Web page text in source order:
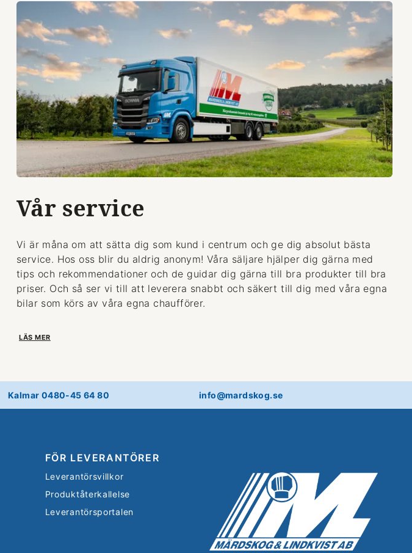
Vår service
Vi är måna om att sätta dig som kund i centrum och ge dig absolut bästa
service. Hos oss blir du aldrig anonym! Våra säljare hjälper dig gärna med
tips och rekommendationer och de guidar dig gärna till bra produkter till bra
priser. Och så ser vi till att leverera snabbt och säkert till dig med våra egna
bilar som körs av våra egna chaufförer.
LÄS MER
Kalmar 0480-45 64 80 info@mardskog.se
FÖR LEVERANTÖRER
Leverantörsvillkor
Produktåterkallelse
Leverantörsportalen